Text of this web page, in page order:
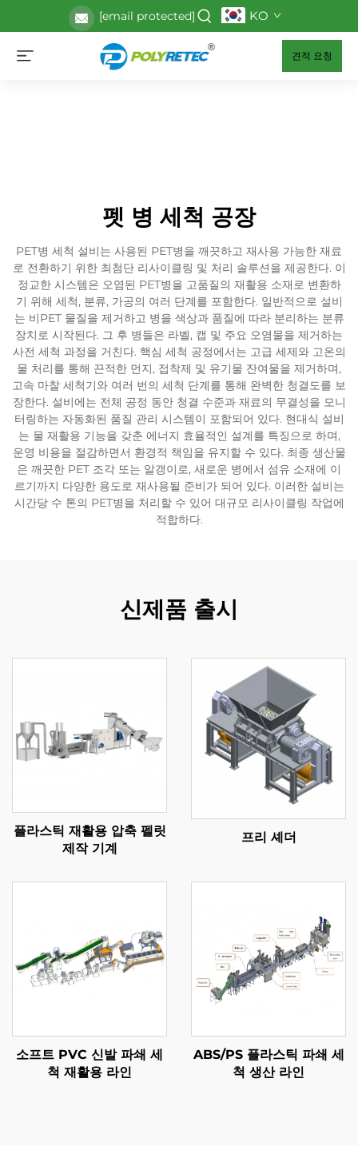
[email protected] KO
견적 요청
펫 병 세척 공장
PET병 세척 설비는 사용된 PET병을 깨끗하고 재사용 가능한 재료
로 전환하기 위한 최첨단 리사이클링 및 처리 솔루션을 제공한다. 이
정교한 시스템은 오염된 PET병을 고품질의 재활용 소재로 변환하
기 위해 세척, 분류, 가공의 여러 단계를 포함한다. 일반적으로 설비
는 비PET 물질을 제거하고 병을 색상과 품질에 따라 분리하는 분류
장치로 시작된다. 그 후 병들은 라벨, 캡 및 주요 오염물을 제거하는
사전 세척 과정을 거친다. 핵심 세척 공정에서는 고급 세제와 고온의
물 처리를 통해 끈적한 먼지, 접착제 및 유기물 잔여물을 제거하며,
고속 마찰 세척기와 여러 번의 세척 단계를 통해 완벽한 청결도를 보
장한다. 설비에는 전체 공정 동안 청결 수준과 재료의 무결성을 모니
터링하는 자동화된 품질 관리 시스템이 포함되어 있다. 현대식 설비
는 물 재활용 기능을 갖춘 에너지 효율적인 설계를 특징으로 하며,
운영 비용을 절감하면서 환경적 책임을 유지할 수 있다. 최종 생산물
은 깨끗한 PET 조각 또는 알갱이로, 새로운 병에서 섬유 소재에 이
르기까지 다양한 용도로 재사용될 준비가 되어 있다. 이러한 설비는
시간당 수 톤의 PET병을 처리할 수 있어 대규모 리사이클링 작업에
적합하다.
신제품 출시
플라스틱 재활용 압축 펠릿
제작 기계
프리 셰더
소프트 PVC 신발 파쇄 세
척 재활용 라인
ABS/PS 플라스틱 파쇄 세
척 생산 라인